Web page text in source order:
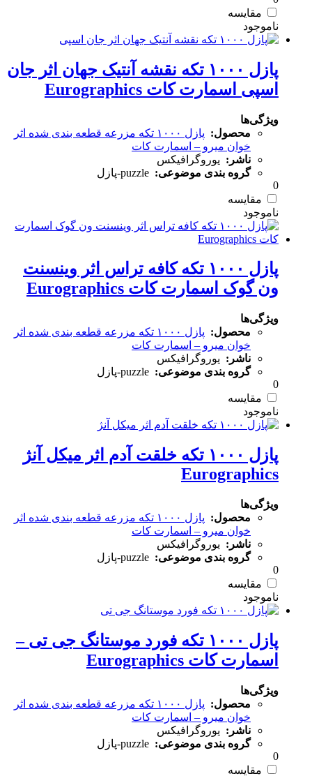
مقایسه
پازل ۱۰۰۰ تکه نقشه آنتیک جهان اثر جان
اسپی اسمارت کات Eurographics
ویژگی‌ها
محصول:
پازل ۱۰۰۰ تکه مزرعه قطعه بندی شده اثر
خوان میرو – اسمارت کات
ناشر: یوروگرافیکس
گروه بندی موضوعی: puzzle-پازل
0
مقایسه
پازل ۱۰۰۰ تکه کافه تراس اثر وینسنت
ون گوک اسمارت کات Eurographics
ویژگی‌ها
محصول:
پازل ۱۰۰۰ تکه مزرعه قطعه بندی شده اثر
خوان میرو – اسمارت کات
ناشر: یوروگرافیکس
گروه بندی موضوعی: puzzle-پازل
0
مقایسه
پازل ۱۰۰۰ تکه خلقت آدم اثر میکل آنژ
Eurographics
ویژگی‌ها
محصول:
پازل ۱۰۰۰ تکه مزرعه قطعه بندی شده اثر
خوان میرو – اسمارت کات
ناشر: یوروگرافیکس
گروه بندی موضوعی: puzzle-پازل
0
مقایسه
پازل ۱۰۰۰ تکه فورد موستانگ جی تی –
اسمارت کات Eurographics
ویژگی‌ها
محصول:
پازل ۱۰۰۰ تکه مزرعه قطعه بندی شده اثر
خوان میرو – اسمارت کات
ناشر: یوروگرافیکس
گروه بندی موضوعی: puzzle-پازل
0
مقایسه